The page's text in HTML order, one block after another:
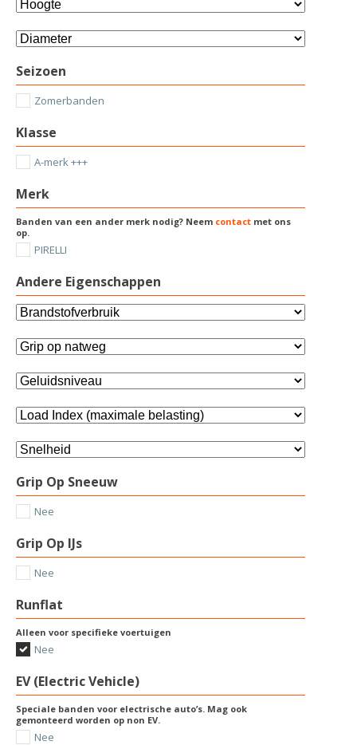
Seizoen
Zomerbanden
Klasse
A-merk +++
Merk
Banden van een ander merk nodig? Neem contact met ons
op.
PIRELLI
Andere Eigenschappen
Grip Op Sneeuw
Nee
Grip Op IJs
Nee
Runflat
Alleen voor specifieke voertuigen
Nee
EV (Electric Vehicle)
Speciale banden voor electrische auto’s. Mag ook
gemonteerd worden op non EV.
Nee